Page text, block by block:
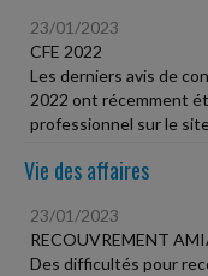
23/01/2023
CFE 2022
Les derniers avis de
2022 ont récemment
professionnel sur le
Vie des affaires
23/01/2023
RECOUVREMENT
Des difficultés pour